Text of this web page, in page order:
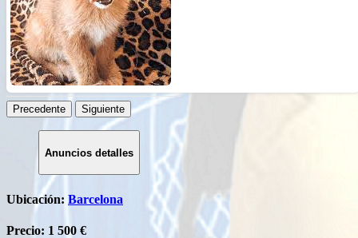
简体中文
日本語
ไทย
Română
ქართული
Precedente Siguiente
Anuncios detalles
Ubicación: Barcelona
Precio: 1 500 €